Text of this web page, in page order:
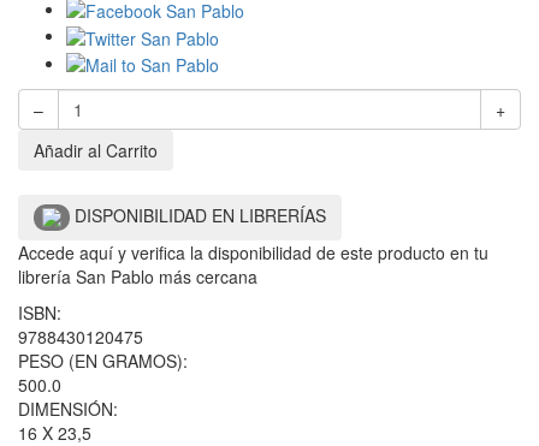
–
+
Añadir al Carrito
DISPONIBILIDAD EN LIBRERÍAS
Accede aquí y verifica la disponibilidad de este producto en tu
librería San Pablo más cercana
ISBN:
9788430120475
PESO (EN GRAMOS):
500.0
DIMENSIÓN:
16 X 23,5